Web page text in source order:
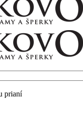
prianí